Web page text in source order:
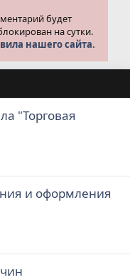
будет
на сутки.
нашего сайта.
"Торговая
и оформления